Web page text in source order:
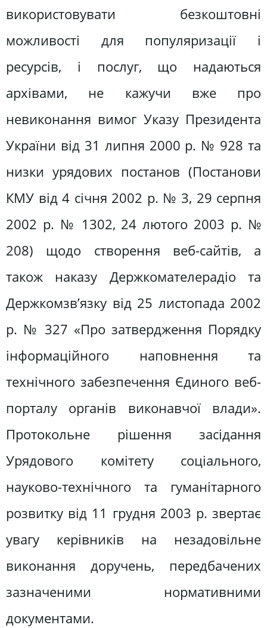
використовувати безкоштовні
можливості для популяризації і
ресурсів, і послуг, що надаються
архівами, не кажучи вже про
невиконання вимог Указу Президента
України від 31 липня 2000 р. № 928 та
низки урядових постанов (Постанови
КМУ від 4 січня 2002 р. № 3, 29 серпня
2002 р. № 1302, 24 лютого 2003 р. №
208) щодо створення веб-сайтів, а
також наказу Держкомателерадіо та
Держкомзв’язку від 25 листопада 2002
р. № 327 «Про затвердження Порядку
інформаційного наповнення та
технічного забезпечення Єдиного веб-
порталу органів виконавчої влади».
Протокольне рішення засідання
Урядового комітету соціального,
науково-технічного та гуманітарного
розвитку від 11 грудня 2003 р. звертає
увагу керівників на незадовільне
виконання доручень, передбачених
зазначеними нормативними
документами.